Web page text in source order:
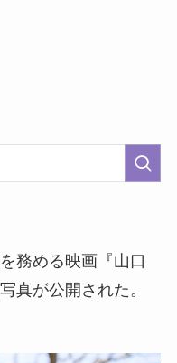
務める映画『山口
真が公開された。